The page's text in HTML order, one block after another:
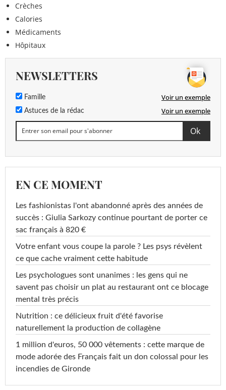
Crèches
Calories
Médicaments
Hôpitaux
NEWSLETTERS
Famille Voir un exemple
Astuces de la rédac Voir un exemple
EN CE MOMENT
Les fashionistas l'ont abandonné après des années de
succès : Giulia Sarkozy continue pourtant de porter ce
sac français à 820 €
Votre enfant vous coupe la parole ? Les psys révèlent
ce que cache vraiment cette habitude
Les psychologues sont unanimes : les gens qui ne
savent pas choisir un plat au restaurant ont ce blocage
mental très précis
Nutrition : ce délicieux fruit d'été favorise
naturellement la production de collagène
1 million d'euros, 50 000 vêtements : cette marque de
mode adorée des Français fait un don colossal pour les
incendies de Gironde